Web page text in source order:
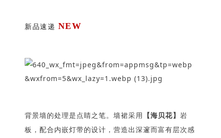
新品速递 NEW
背景墙的处理是点睛之笔。 墙裙采用 【海贝花】 岩
板，配合内嵌灯带的设计，营造出深邃而富有层次感